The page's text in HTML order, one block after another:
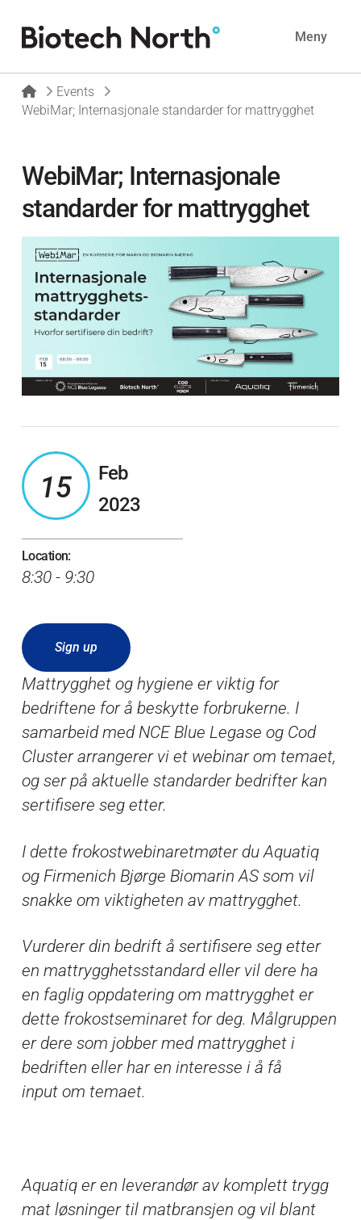
Meny
HomeEvents
WebiMar; Internasjonale standarder for mattrygghet
WebiMar; Internasjonale
standarder for mattrygghet
15
Feb
2023
Location:
8:30 - 9:30
Sign up
Mattrygghet og hygiene er viktig for
bedriftene for å beskytte forbrukerne. I
samarbeid med NCE Blue Legase og Cod
Cluster arrangerer vi et webinar om temaet,
og ser på aktuelle standarder bedrifter kan
sertifisere seg etter.
I dette frokostwebinaretmøter du Aquatiq
og Firmenich Bjørge Biomarin AS som vil
snakke om viktigheten av mattrygghet.
Vurderer din bedrift å sertifisere seg etter
en mattrygghetsstandard eller vil dere ha
en faglig oppdatering om mattrygghet er
dette frokostseminaret for deg. Målgruppen
er dere som jobber med mattrygghet i
bedriften eller har en interesse i å få
input om temaet.
Aquatiq er en leverandør av komplett trygg
mat løsninger til matbransjen og vil blant